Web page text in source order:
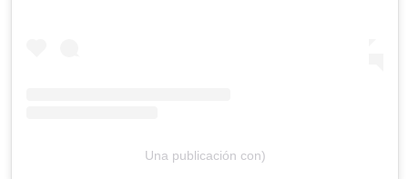
Una publicación con)